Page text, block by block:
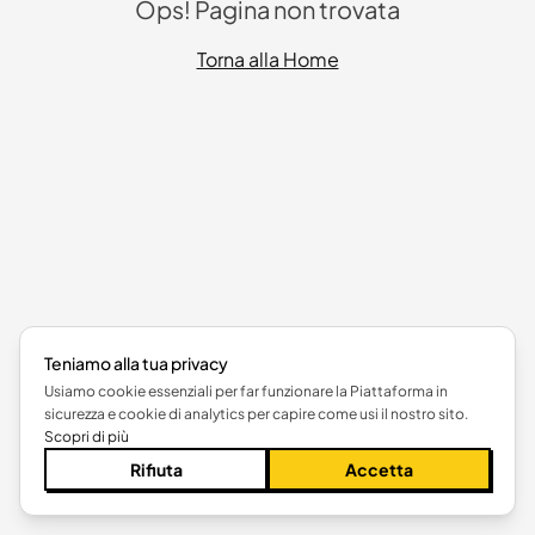
Ops! Pagina non trovata
Torna alla Home
Teniamo alla tua privacy
Usiamo cookie essenziali per far funzionare la Piattaforma in
sicurezza e cookie di analytics per capire come usi il nostro sito.
Scopri di più
Rifiuta Accetta